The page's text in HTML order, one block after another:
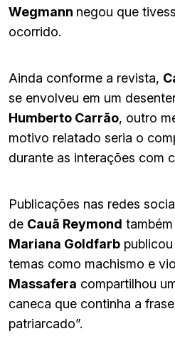
Wegmann negou que
ocorrido.
Ainda conforme a revista,
se envolveu em um
Humberto Carrão, outro
motivo relatado seria o
durante as interações com
Publicações nas redes
de Cauã Reymond
Mariana Goldfarb
temas como machismo e
Massafera compartilhou
caneca que continha a
patriarcado”.